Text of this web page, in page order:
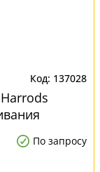
137028
По запросу